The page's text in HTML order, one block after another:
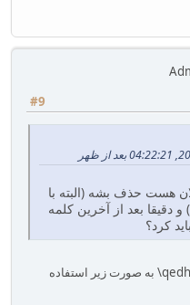
#9
هست حذف بشه (البته با
بعد از آخرین کلمه
کرد؟
برای حل این مشکل، باید از دستور qedhere\ به صورت زیر استفاده